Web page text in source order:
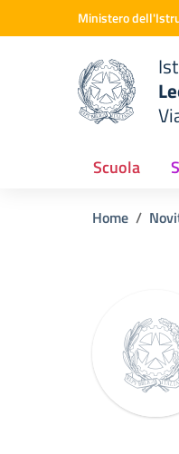
Vai ai contenuti
Vai al menu di navigazione
Ministero
scuola
Scuola
Home